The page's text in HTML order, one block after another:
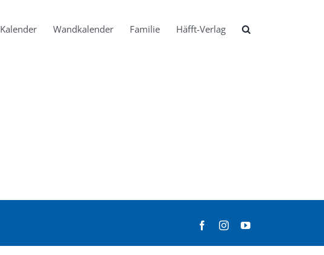
Kalender Wandkalender Familie Häfft-Verlag
FacebookInstagramYouTube